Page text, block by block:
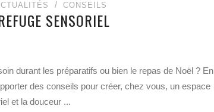
CONSEILS
SENSORIEL
durant les préparatifs ou bien le repas de Noël ? En
des conseils pour créer, chez vous, un espace
et la douceur ...